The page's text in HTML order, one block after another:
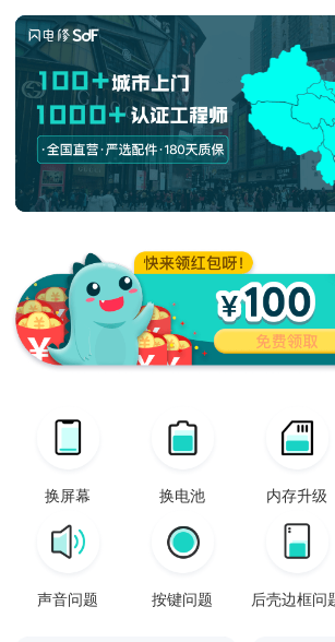
换屏幕 换电池 内存升级
声音问题 按键问题 后壳边框问